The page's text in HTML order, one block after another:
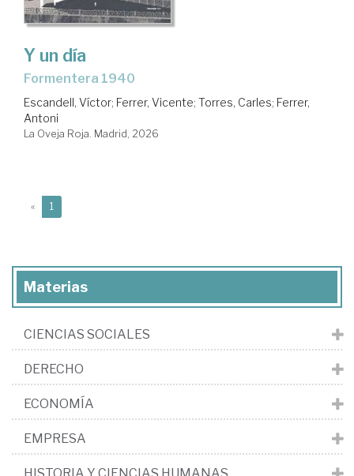
Y un día
Formentera 1940
Escandell, Víctor; Ferrer, Vicente; Torres, Carles; Ferrer,
Antoni
La Oveja Roja. Madrid, 2026
« 1
Materias
CIENCIAS SOCIALES
DERECHO
ECONOMÍA
EMPRESA